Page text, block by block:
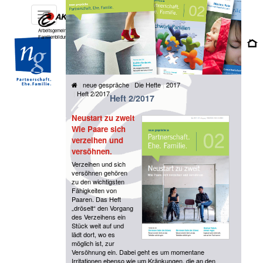
Toggle
navigation
Arbeitsgemeinschaft für katholische
Familienbildung e.V.
neue gespräche Die Hefte 2017
Heft 2/2017Heft 2/2017
Neustart zu zweit
Wie Paare sich
verzeihen und
versöhnen.
Verzeihen und sich
versöhnen gehören
zu den wichtigsten
Fähigkeiten von
Paaren. Das Heft
„dröselt“ den Vorgang
des Verzeihens ein
Stück weit auf und
lädt dort, wo es
möglich ist, zur
Versöhnung ein. Dabei geht es um momentane
Irritationen ebenso wie um Kränkungen, die an den